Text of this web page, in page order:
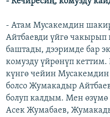
- Атам Мусакемдин
Айтбаевди үйгө чакырып
баштады, дээримде бар
комузду үйрөнүп кеттим.
күнгө чейин Мусакемдин
болсо Жумакадыр
болуп калдым. Мен
Асек Жумабаев,